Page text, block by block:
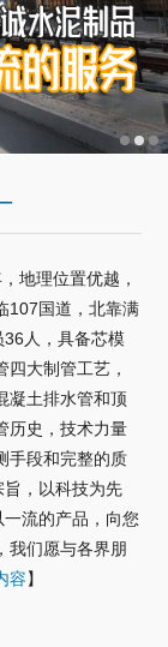
地理位置优越，
107国道，北靠满
人，具备芯模
大制管工艺，
凝土排水管和顶
历史，技术力量
手段和完整的质
旨，以科技为先
一流的产品，向您
我们愿与各界朋
容】